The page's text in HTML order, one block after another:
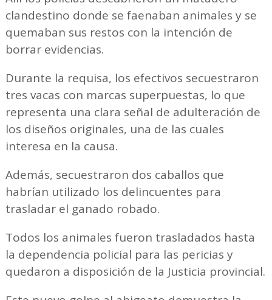
clandestino donde se faenaban animales y se
quemaban sus restos con la intención de
borrar evidencias.
Durante la requisa, los efectivos secuestraron
tres vacas con marcas superpuestas, lo que
representa una clara señal de adulteración de
los diseños originales, una de las cuales
interesa en la causa.
Además, secuestraron dos caballos que
habrían utilizado los delincuentes para
trasladar el ganado robado.
Todos los animales fueron trasladados hasta
la dependencia policial para las pericias y
quedaron a disposición de la Justicia provincial.